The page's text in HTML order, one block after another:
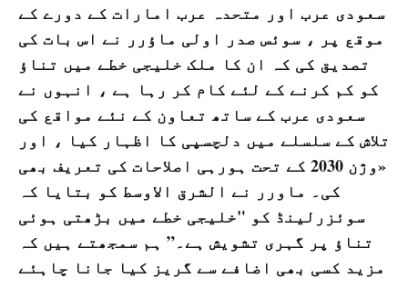
سعودی عرب اور متحدہ عرب امارات کے دورے کے
موقع پر ، سوئس صدر اولی ماؤرر نے اس بات کی
تصدیق کی کہ ان کا ملک خلیجی خطے میں تناؤ
کو کم کرنے کے لئے کام کر رہا ہے ، انہوں نے
سعودی عرب کے ساتھ تعاون کے نئے مواقع کی
تلاش کے سلسلے میں دلچسپی کا اظہار کیا ، اور
«وژن 2030 کے تحت ہورہی اصلاحات کی تعریف بھی
کی۔ ماورر نے الشرق الاوسط کو بتایا کہ
سوئزرلینڈ کو "خلیجی خطے میں بڑھتی ہوئی
تناؤ پر گہری تشویش ہے۔” ہم سمجھتے ہیں کہ
مزید کسی بھی اضافے سے گریز کیا جانا چاہئے